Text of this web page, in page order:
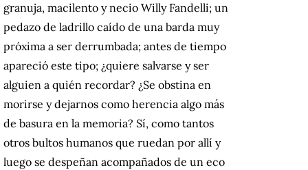
granuja, macilento y necio Willy Fandelli; un
pedazo de ladrillo caído de una barda muy
próxima a ser derrumbada; antes de tiempo
apareció este tipo; ¿quiere salvarse y ser
alguien a quién recordar? ¿Se obstina en
morirse y dejarnos como herencia algo más
de basura en la memoria? Sí, como tantos
otros bultos humanos que ruedan por allí y
luego se despeñan acompañados de un eco